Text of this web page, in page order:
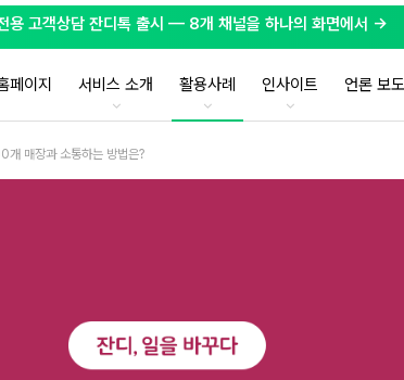
용 고객상담 잔디톡 출시 — 8개 채널을 하나의 화면에서 →
페이지 서비스 소개 활용사례 인사이트 언론 보도
개 매장과 소통하는 방법은?